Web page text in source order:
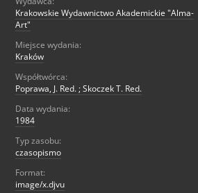
Krakowskie Wydawnictwo Akademickie "Alma-
Art"
Miejsce wydania:
Kraków
Współtwórca:
Poprawa, J. Red. ; Skoczek T. Red.
Data wydania:
1984
Typ zasobu:
czasopismo
Format:
image/x.djvu